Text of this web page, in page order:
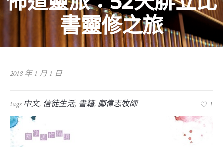
書靈修之旅
2018 年 1 月 1 日
tags 中文, 信徒生活, 書籍,鄺偉志牧師 1